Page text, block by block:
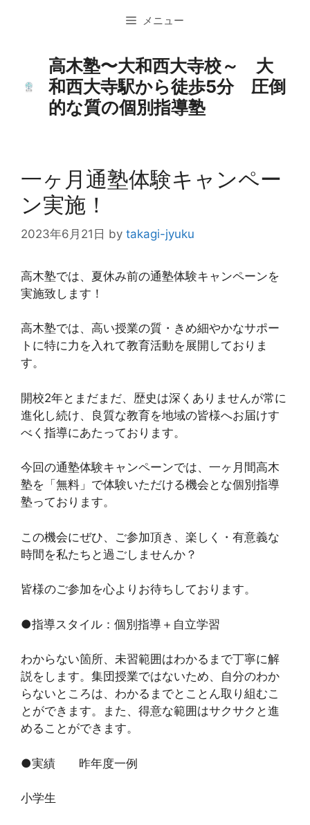
メニュー
高木塾〜大和西大寺校～ 大
和西大寺駅から徒歩5分 圧倒
的な質の個別指導塾
一ヶ月通塾体験キャンペー
ン実施！
2023年6月21日 by takagi-jyuku
高木塾では、夏休み前の通塾体験キャンペーンを
実施致します！
高木塾では、高い授業の質・きめ細やかなサポー
トに特に力を入れて教育活動を展開しておりま
す。
開校2年とまだまだ、歴史は深くありませんが常に
進化し続け、良質な教育を地域の皆様へお届けす
べく指導にあたっております。
今回の通塾体験キャンペーンでは、一ヶ月間高木
塾を「無料」で体験いただける機会とな個別指導
塾っております。
この機会にぜひ、ご参加頂き、楽しく・有意義な
時間を私たちと過ごしませんか？
皆様のご参加を心よりお待ちしております。
●指導スタイル：個別指導＋自立学習
わからない箇所、未習範囲はわかるまで丁寧に解
説をします。集団授業ではないため、自分のわか
らないところは、わかるまでとことん取り組むこ
とができます。また、得意な範囲はサクサクと進
めることができます。
●実績 昨年度一例
小学生